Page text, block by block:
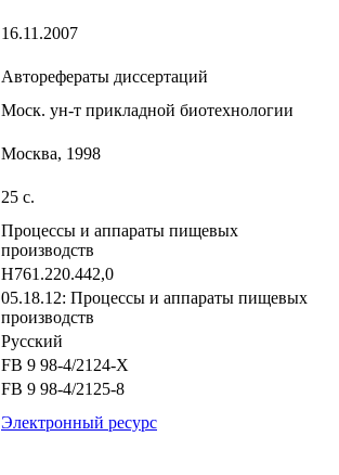
16.11.2007
Авторефераты диссертаций
Моск. ун-т прикладной биотехнологии
Москва, 1998
25 с.
Процессы и аппараты пищевых
производств
Н761.220.442,0
05.18.12: Процессы и аппараты пищевых
производств
Русский
FB 9 98-4/2124-X
FB 9 98-4/2125-8
Электронный ресурс